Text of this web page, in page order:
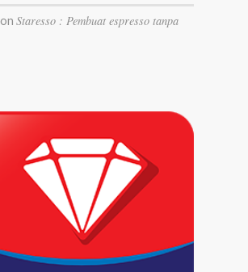
onStaresso : Pembuat espresso tanpa